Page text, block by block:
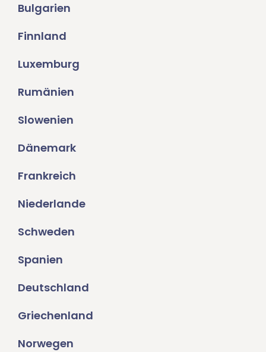
Bulgarien
Finnland
Luxemburg
Rumänien
Slowenien
Dänemark
Frankreich
Niederlande
Schweden
Spanien
Deutschland
Griechenland
Norwegen